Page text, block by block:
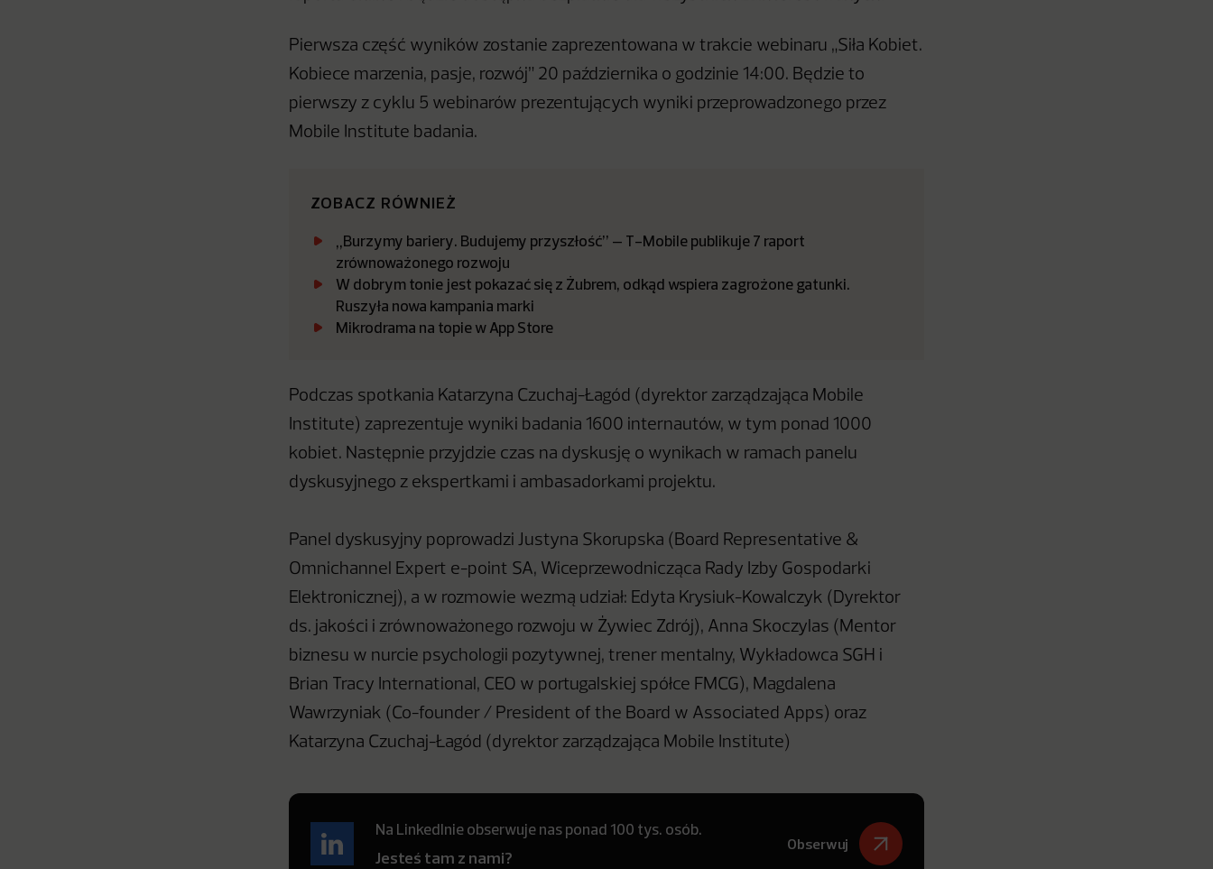
Pierwsza część wyników zostanie zaprezentowana w trakcie webinaru „Siła Kobiet.
Kobiece marzenia, pasje, rozwój” 20 października o godzinie 14:00. Będzie to
pierwszy z cyklu 5 webinarów prezentujących wyniki przeprowadzonego przez
Mobile Institute badania.
ZOBACZ RÓWNIEŻ
„Burzymy bariery. Budujemy przyszłość” – T-Mobile publikuje 7 raport
zrównoważonego rozwoju
W dobrym tonie jest pokazać się z Żubrem, odkąd wspiera zagrożone gatunki.
Ruszyła nowa kampania marki
Mikrodrama na topie w App Store
Podczas spotkania Katarzyna Czuchaj-Łagód (dyrektor zarządzająca Mobile
Institute) zaprezentuje wyniki badania 1600 internautów, w tym ponad 1000
kobiet. Następnie przyjdzie czas na dyskusję o wynikach w ramach panelu
dyskusyjnego z ekspertkami i ambasadorkami projektu.
Panel dyskusyjny poprowadzi Justyna Skorupska (Board Representative &
Omnichannel Expert e-point SA, Wiceprzewodnicząca Rady Izby Gospodarki
Elektronicznej), a w rozmowie wezmą udział: Edyta Krysiuk-Kowalczyk (Dyrektor
ds. jakości i zrównoważonego rozwoju w Żywiec Zdrój), Anna Skoczylas (Mentor
biznesu w nurcie psychologii pozytywnej, trener mentalny, Wykładowca SGH i
Brian Tracy International, CEO w portugalskiej spółce FMCG), Magdalena
Wawrzyniak (Co-founder / President of the Board w Associated Apps) oraz
Katarzyna Czuchaj-Łagód (dyrektor zarządzająca Mobile Institute)
Na LinkedInie obserwuje nas ponad 100 tys. osób.
Jesteś tam z nami?
Obserwuj